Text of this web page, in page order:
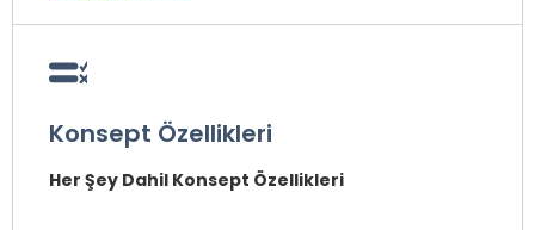
Plaj Havlusu
* ile işaretli özellikler ücretlidir.
Konsept Özellikleri
Her Şey Dahil Konsept Özellikleri